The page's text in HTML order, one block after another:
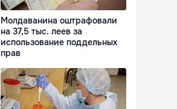
Молдаванина оштрафовали
на 37,5 тыс. леев за
использование поддельных
прав